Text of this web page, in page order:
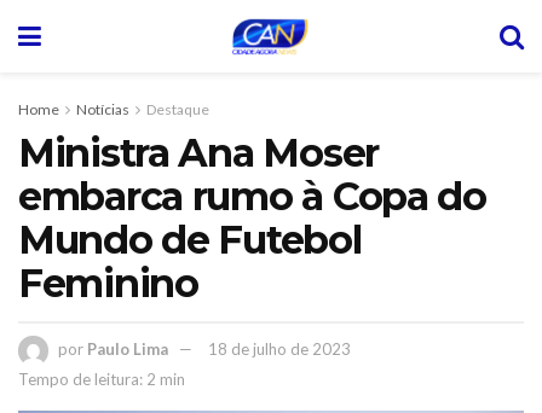
Home Notícias Destaque
Ministra Ana Moser
embarca rumo à Copa do
Mundo de Futebol
Feminino
por Paulo Lima
18 de julho de 2023
Tempo de leitura: 2 min